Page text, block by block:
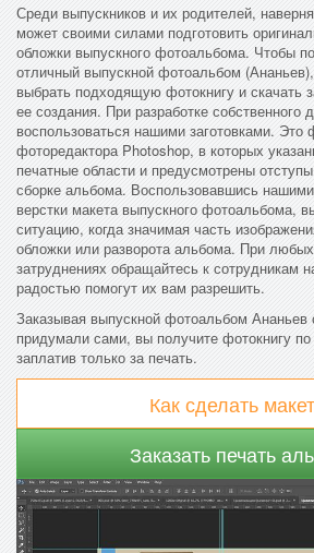
Среди выпускников и их родителей,
может своими силами подготовить
обложки выпускного фотоальбома. Чтобы
отличный выпускной фотоальбом
выбрать подходящую фотокнигу и скачать
ее создания. При разработке собственного
воспользоваться нашими заготовками.
фоторедактора Photoshop, в которых
печатные области и предусмотрены
сборке альбома. Воспользовавшись
верстки макета выпускного фотоальбома,
ситуацию, когда значимая часть
обложки или разворота альбома. При
затруднениях обращайтесь к сотрудникам
радостью помогут их вам разрешить.
Заказывая выпускной фотоальбом
придумали сами, вы получите фотокнигу по
заплатив только за печать.
Как сделать
Заказать печать